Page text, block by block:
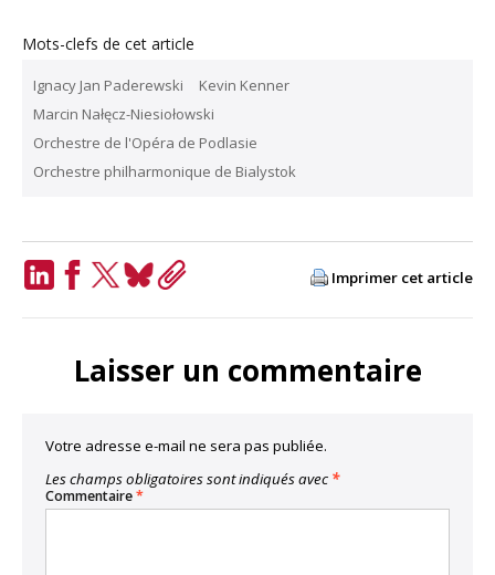
Mots-clefs de cet article
Ignacy Jan Paderewski
Kevin Kenner
Marcin Nałęcz-Niesiołowski
Orchestre de l'Opéra de Podlasie
Orchestre philharmonique de Bialystok
Imprimer cet article
Laisser un commentaire
Votre adresse e-mail ne sera pas publiée.
Les champs obligatoires sont indiqués avec *
Commentaire*